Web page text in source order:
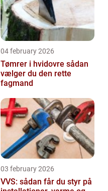
04 february 2026
Tømrer i hvidovre sådan
vælger du den rette
fagmand
03 february 2026
VVS: sådan får du styr på